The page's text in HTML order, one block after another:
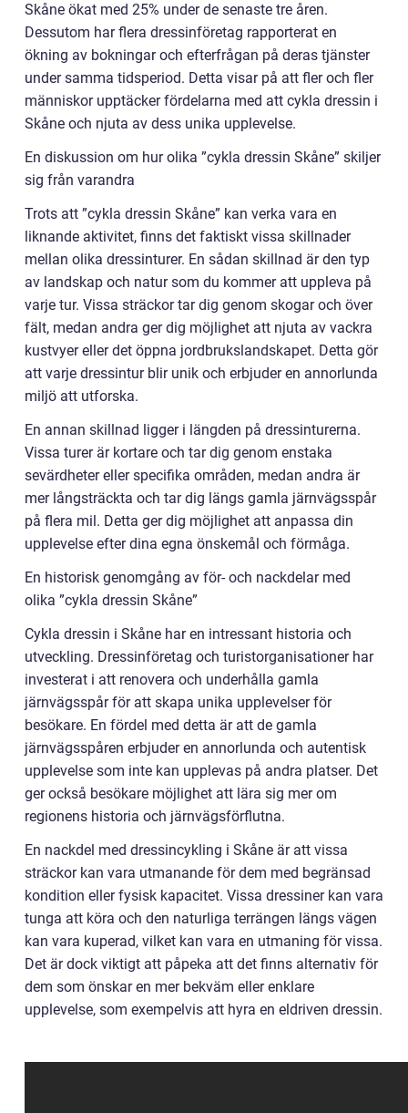
Skåne ökat med 25% under de senaste tre åren.
Dessutom har flera dressinföretag rapporterat en
ökning av bokningar och efterfrågan på deras tjänster
under samma tidsperiod. Detta visar på att fler och fler
människor upptäcker fördelarna med att cykla dressin i
Skåne och njuta av dess unika upplevelse.
En diskussion om hur olika ”cykla dressin Skåne” skiljer
sig från varandra
Trots att ”cykla dressin Skåne” kan verka vara en
liknande aktivitet, finns det faktiskt vissa skillnader
mellan olika dressinturer. En sådan skillnad är den typ
av landskap och natur som du kommer att uppleva på
varje tur. Vissa sträckor tar dig genom skogar och över
fält, medan andra ger dig möjlighet att njuta av vackra
kustvyer eller det öppna jordbrukslandskapet. Detta gör
att varje dressintur blir unik och erbjuder en annorlunda
miljö att utforska.
En annan skillnad ligger i längden på dressinturerna.
Vissa turer är kortare och tar dig genom enstaka
sevärdheter eller specifika områden, medan andra är
mer långsträckta och tar dig längs gamla järnvägsspår
på flera mil. Detta ger dig möjlighet att anpassa din
upplevelse efter dina egna önskemål och förmåga.
En historisk genomgång av för- och nackdelar med
olika ”cykla dressin Skåne”
Cykla dressin i Skåne har en intressant historia och
utveckling. Dressinföretag och turistorganisationer har
investerat i att renovera och underhålla gamla
järnvägsspår för att skapa unika upplevelser för
besökare. En fördel med detta är att de gamla
järnvägsspåren erbjuder en annorlunda och autentisk
upplevelse som inte kan upplevas på andra platser. Det
ger också besökare möjlighet att lära sig mer om
regionens historia och järnvägsförflutna.
En nackdel med dressincykling i Skåne är att vissa
sträckor kan vara utmanande för dem med begränsad
kondition eller fysisk kapacitet. Vissa dressiner kan vara
tunga att köra och den naturliga terrängen längs vägen
kan vara kuperad, vilket kan vara en utmaning för vissa.
Det är dock viktigt att påpeka att det finns alternativ för
dem som önskar en mer bekväm eller enklare
upplevelse, som exempelvis att hyra en eldriven dressin.